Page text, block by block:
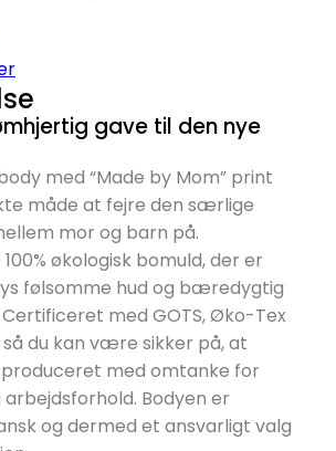
gave til den nye
med “Made by Mom” print
måde at fejre den særlige
mor og barn på.
økologisk bomuld, der er
følsomme hud og bæredygtig
med GOTS, Øko-Tex
så du kan være sikker på, at
med omtanke for
Bodyen er
og dermed et ansvarligt valg